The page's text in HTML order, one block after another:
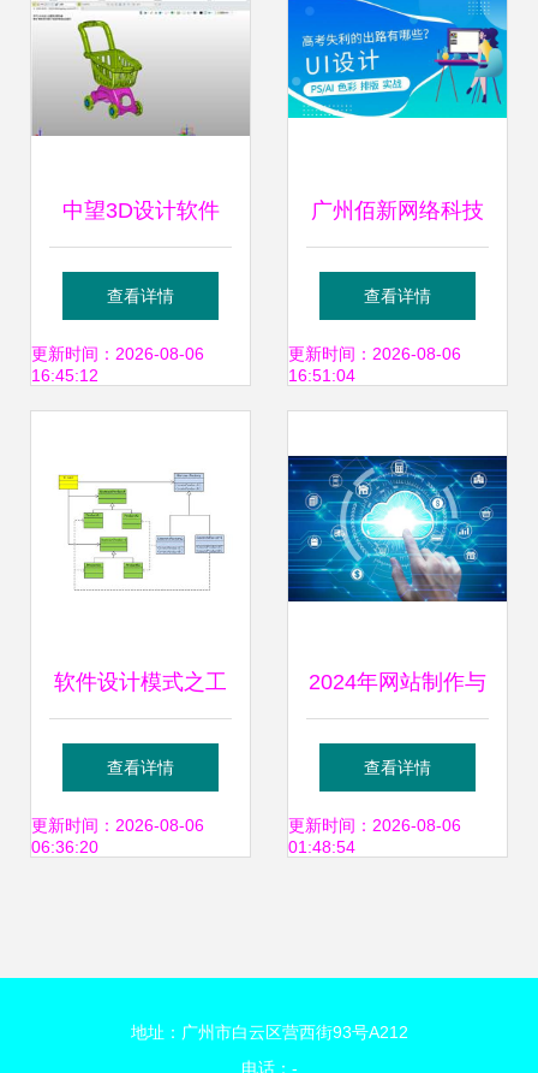
评测与操作指南
中望3D设计软件
高效产品三维CAD
设计的专业之选
查看详情
更新时间：2026-08-06
16:45:12
广州佰新网络科技
公司UI设计分析 难
度与质量全面评估
查看详情
更新时间：2026-08-06
16:51:04
软件设计模式之工
厂模式
查看详情
更新时间：2026-08-06
06:36:20
2024年网站制作与
软件设计外包价格
大全及价格表整理
查看详情
更新时间：2026-08-06
01:48:54
地址：广州市白云区营西街93号A212
电话：-